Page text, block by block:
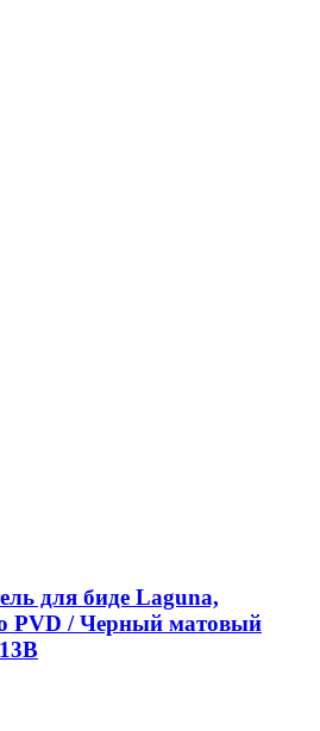
для биде Laguna,
PVD / Черный матовый